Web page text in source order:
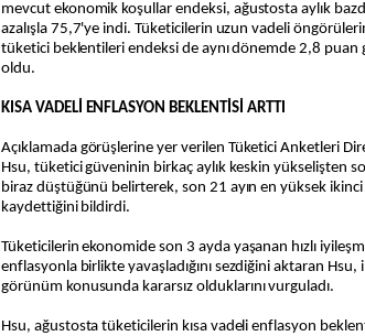
mevcut ekonomik koşullar endeksi, ağustosta aylık
azalışla 75,7'ye indi. Tüketicilerin uzun vadeli
tüketici beklentileri endeksi de aynı dönemde 2,8 puan
oldu.
KISA VADELİ ENFLASYON BEKLENTİSİ ARTTI
Açıklamada görüşlerine yer verilen Tüketici Anketleri
Hsu, tüketici güveninin birkaç aylık keskin yükselişten
biraz düştüğünü belirterek, son 21 ayın en yüksek ikinci
kaydettiğini bildirdi.
Tüketicilerin ekonomide son 3 ayda yaşanan hızlı
enflasyonla birlikte yavaşladığını sezdiğini aktaran
görünüm konusunda kararsız olduklarını vurguladı.
Hsu, ağustosta tüketicilerin kısa vadeli enflasyon